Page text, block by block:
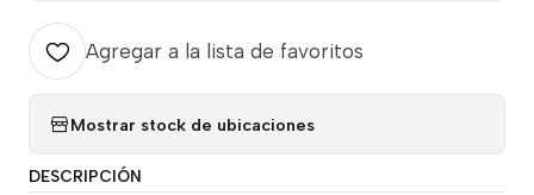
Agregar a la lista de favoritos
Mostrar stock de ubicaciones
DESCRIPCIÓN